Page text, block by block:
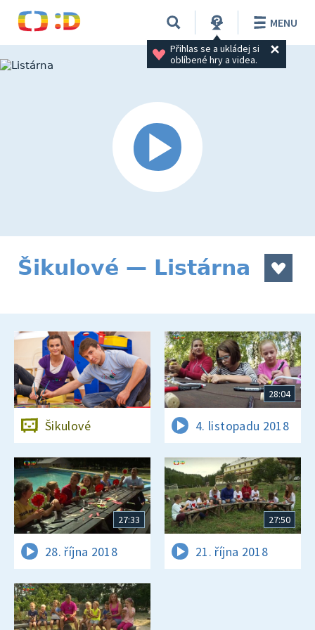
Přihlas se a ukládej si
oblíbené hry a videa.
MENU
Šikulové — Listárna
Šikulové
28:04
4. listopadu 2018
27:33
28. října 2018
27:50
21. října 2018